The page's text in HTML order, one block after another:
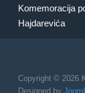
Komemoracija
Hajdarevića
Copyright © 2026
Designed by